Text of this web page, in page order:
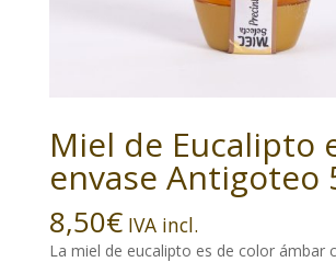
Miel de Eucalipto
envase Antigoteo
8,50€ IVA incl.
La miel de eucalipto es de color ámbar